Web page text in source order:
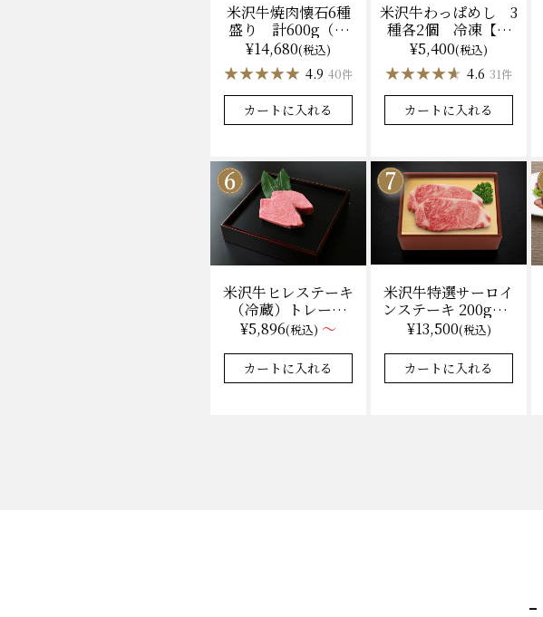
米沢牛焼肉懐石6種
盛り 計600g（冷
凍）送料無料 化粧
箱入
¥14,680(税込)
★★★★★
★★★★★ 4.9 40件
カートに入れる
米沢牛わっぱめし 3
種各2個 冷凍【レ
ンジ調理】化粧箱入
¥5,400(税込)
★★★★★
★★★★★ 4.6 31件
カートに入れる
米沢牛ヒレステーキ
（冷蔵）トレー盛
り 130g×1枚から
量り売り
¥5,896(税込) ～
★★★★★
★★★★★ 4.9 35件
米沢牛特選サーロイ
ンステーキ 200g×2
枚（冷凍）送料無
料 化粧箱入
¥13,500(税込)
カートに入れる